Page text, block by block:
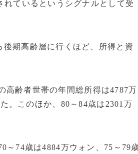
ているというシグナルとして受
期高齢層に行くほど、所得と資
高齢者世帯の年間総所得は4787万
。このほか、80～84歳は2301万
～74歳は4884万ウォン、75～79